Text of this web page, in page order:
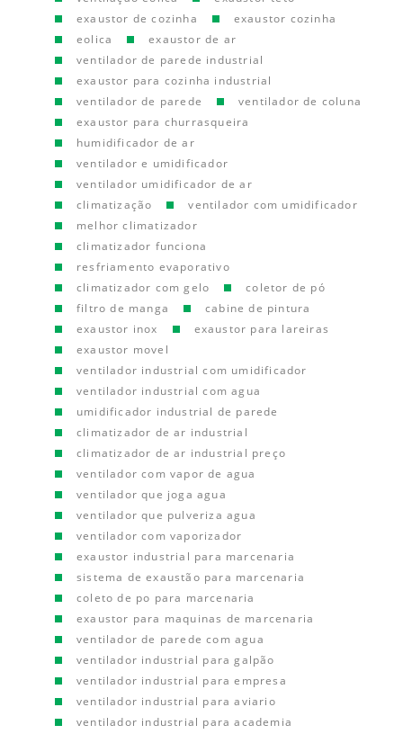
exaustor de cozinha
exaustor cozinha
eolica
exaustor de ar
ventilador de parede industrial
exaustor para cozinha industrial
ventilador de parede
ventilador de coluna
exaustor para churrasqueira
humidificador de ar
ventilador e umidificador
ventilador umidificador de ar
climatização
ventilador com umidificador
melhor climatizador
climatizador funciona
resfriamento evaporativo
climatizador com gelo
coletor de pó
filtro de manga
cabine de pintura
exaustor inox
exaustor para lareiras
exaustor movel
ventilador industrial com umidificador
ventilador industrial com agua
umidificador industrial de parede
climatizador de ar industrial
climatizador de ar industrial preço
ventilador com vapor de agua
ventilador que joga agua
ventilador que pulveriza agua
ventilador com vaporizador
exaustor industrial para marcenaria
sistema de exaustão para marcenaria
coleto de po para marcenaria
exaustor para maquinas de marcenaria
ventilador de parede com agua
ventilador industrial para galpão
ventilador industrial para empresa
ventilador industrial para aviario
ventilador industrial para academia